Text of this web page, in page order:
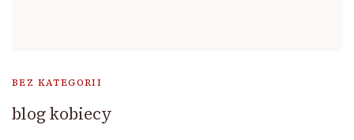
BEZ KATEGORII
blog kobiecy